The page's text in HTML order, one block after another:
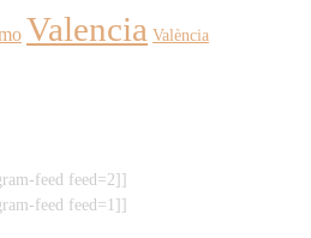
Valencia València
feed feed=2]]
feed feed=1]]